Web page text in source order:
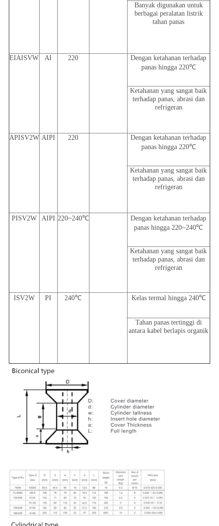
Banyak digunakan untuk
berbagai peralatan listrik
tahan panas
EIAISVW AI 220
Dengan ketahanan terhadap
panas hingga 220℃
Ketahanan yang sangat baik
terhadap panas, abrasi dan
refrigeran
APISV2W AIPI 220
Dengan ketahanan terhadap
panas hingga 220℃
Ketahanan yang sangat baik
terhadap panas, abrasi dan
refrigeran
PISV2W AIPI 220~240℃
Dengan ketahanan terhadap
panas hingga 220~240℃
Ketahanan yang sangat baik
terhadap panas, abrasi dan
refrigeran
ISV2W PI 240℃ Kelas termal hingga 240℃
Tahan panas tertinggi di
antara kabel berlapis organik